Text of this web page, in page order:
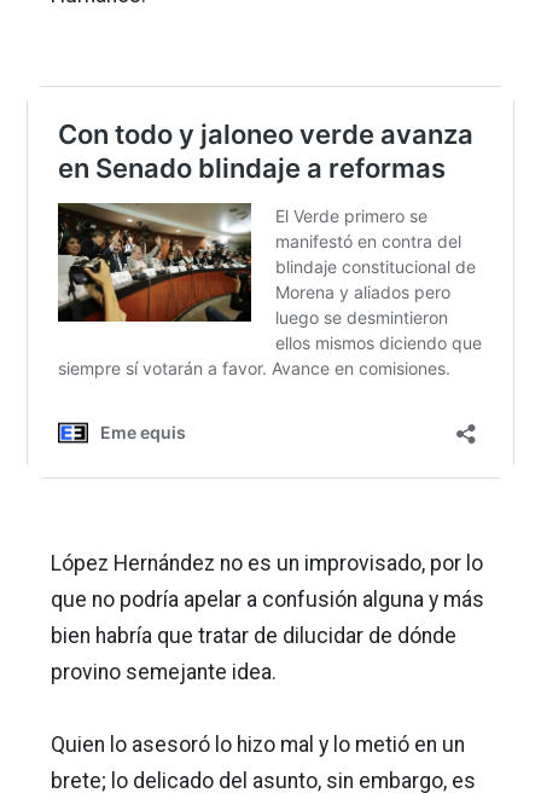
López Hernández no es un improvisado, por lo
que no podría apelar a confusión alguna y más
bien habría que tratar de dilucidar de dónde
provino semejante idea.
Quien lo asesoró lo hizo mal y lo metió en un
brete; lo delicado del asunto, sin embargo, es